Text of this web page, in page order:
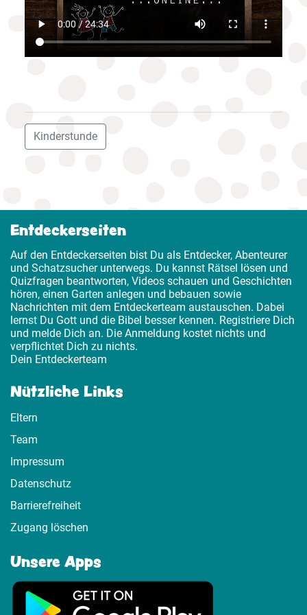
Kinderstunde
Entdeckerseiten
Auf den Entdeckerseiten bist Du als Entdecker, Abenteurer
und Schatzsucher unterwegs. Du kannst Rätsel lösen und
Quizfragen beantworten, Videos schauen und Geschichten
hören, einen Garten anlegen und bebauen sowie
Nachrichten mit dem Entdeckerteam austauschen. Dabei
lernst Du Gott und die Bibel besser kennen. Registriere Dich
und melde Dich an. Die Anmeldung kostet nichts und
verpflichtet Dich zu nichts.
Dein Entdeckerteam
Nützliche Links
Eltern
Team
Impressum
Datenschutz
Barrierefreiheit
Zugang löschen
Unsere Apps